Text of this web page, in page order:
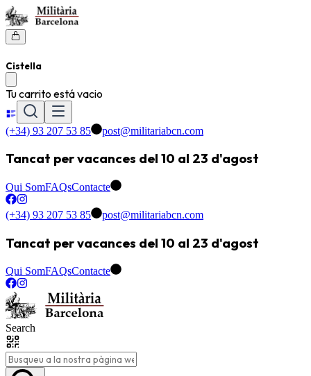
Cistella
Tu carrito está vacio
(+34) 93 207 53 85 post@militariabcn.com
Tancat per vacances del 10 al 23 d'agost
Qui SomFAQsContacte
(+34) 93 207 53 85 post@militariabcn.com
Tancat per vacances del 10 al 23 d'agost
Qui SomFAQsContacte
Search